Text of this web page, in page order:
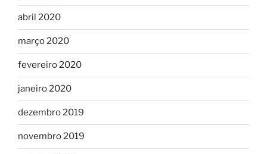
abril 2020
março 2020
fevereiro 2020
janeiro 2020
dezembro 2019
novembro 2019